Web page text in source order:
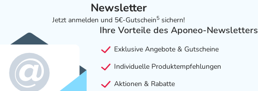
Newsletter
Jetzt anmelden und 5€-Gutschein5 sichern!
Ihre Vorteile des Aponeo-Newsletters
Exklusive Angebote & Gutscheine
Individuelle Produktempfehlungen
Aktionen & Rabatte